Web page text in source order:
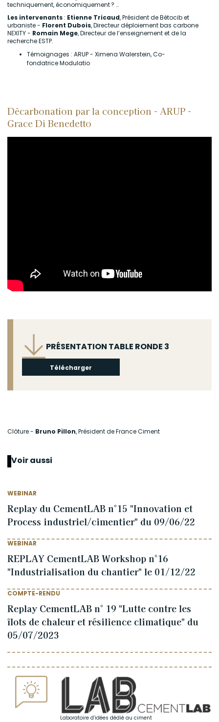
Laboratoire d’idées dédié au ciment
techniquement, économiquement ? …
Les intervenants : Etienne Tricaud, Président de Bétocib et
urbaniste - Florent Dubois, Directeur déploiement bas carbone
NEXITY - Romain Mege, Directeur de l’enseignement et de la
recherche ESTP.
Témoignages : ARUP - Ximena Walerstein, Co-
fondatrice Modulatio
Décarbonation par la conception - ARUP -
Grace Di Benedetto
PRÉSENTATION TABLE RONDE 3
Télécharger
Clôture - Bruno Pillon, Président de France Ciment
Voir aussi
WEBINAR
Replay du CementLAB n°15 "Innovation et
Process industriel/cimentier" du 09/06/22
WEBINAR
REPLAY CementLAB Workshop n°16
"Industrialisation du chantier" le 01/12/22
COMPTE-RENDU
Replay CementLAB n° 19 "Lutte contre les
îlots de chaleur et résilience climatique" du
05/07/2023